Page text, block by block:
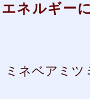
ネルギー
ミネベアミ